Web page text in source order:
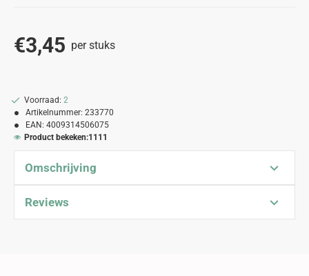
€3,45 per stuks
Voorraad: 2
Artikelnummer: 233770
EAN: 4009314506075
Product bekeken:1111
Omschrijving
Reviews